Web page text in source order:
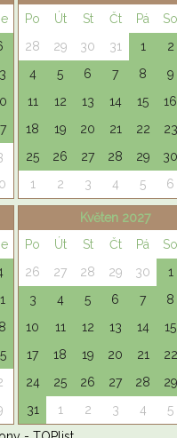
Po
Út St Čt Pá
So
28
29 30 31 1
2
4
5 6 7 8
9
11
12 13 14 15
16
18
19 20 21 22
23
25
26 27 28 29
30
1
2 3 4 5 6
Květen 2027
Po
Út St Čt Pá
So
26
27 28 29 30
1
3
4 5 6 7
8
10
11 12 13 14
15
17
18 19 20 21
22
24
25 26 27 28
29
31
1 2 3 4 5